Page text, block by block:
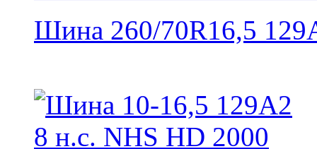
Шина 260/70R16,5